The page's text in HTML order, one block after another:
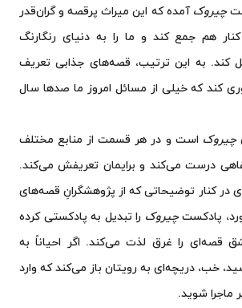
چیروکآمده که این میراث پرقصه و گران‌قدر
کنار هم جمع کند و ما را به دنیای رنگارنگ
به این ترتیب، قصه‌های جذابی تعریف
کند که خیلی از مسائل امروز ما صدها سال
چیروک است و در هر قسمت از منابع مختلف
درست می‌کند و برایمان تعریفش می‌کند.
در کنار توضیحاتی که از پژوهشگرانِ قصه‌های
پادکستچیروک را تبدیل به پادکستی کرده
را غرق لذت می‌کند. اگر احیاناً به
خب، دریچه‌ای به رویتان باز می‌کند که وارد
ماجرا شوید.